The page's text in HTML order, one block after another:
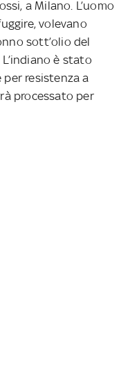
a Milano. L’uomo
volevano
sott’olio del
è stato
resistenza a
processato per